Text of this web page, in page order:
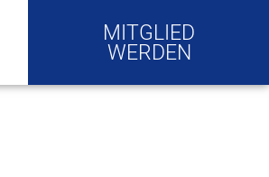
MITGLIED
WERDEN